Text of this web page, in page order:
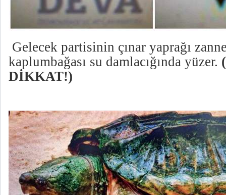
Gelecek partisinin çınar yaprağı
kaplumbağası su damlacığında yüzer.
DİKKAT!)